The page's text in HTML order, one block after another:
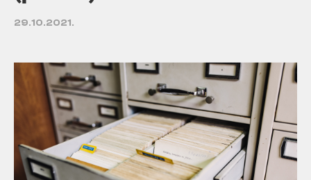
29.10.2021.